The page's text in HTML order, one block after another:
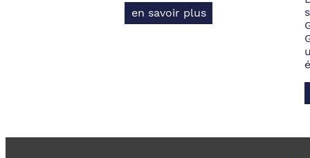
en savoir plus